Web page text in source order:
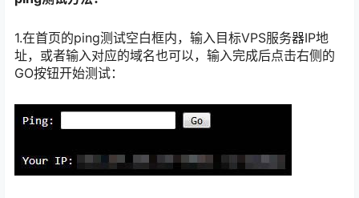
1.在首页的ping测试空白框内，输入目标VPS服务器IP地
址，或者输入对应的域名也可以，输入完成后点击右侧的
GO按钮开始测试：